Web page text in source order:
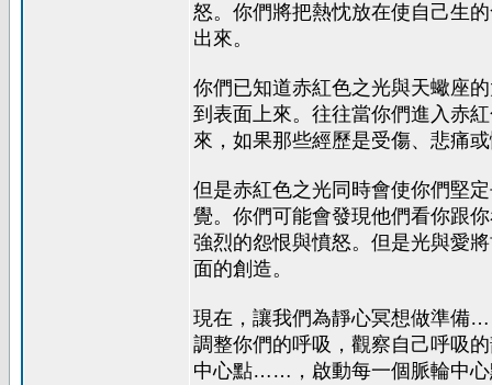
怒。你們將把熱忱放在使自己生
出來。
你們已知道赤紅色之光與天蠍座
到表面上來。往往當你們進入赤
來，如果那些經歷是受傷、悲痛
但是赤紅色之光同時會使你們堅
覺。你們可能會發現他們看你跟
強烈的怨恨與憤怒。但是光與愛
面的創造。
現在，讓我們為靜心冥想做準
調整你們的呼吸，觀察自己呼吸
中心點……，啟動每一個脈輪中心